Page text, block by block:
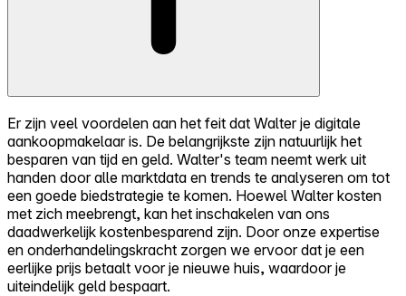
Er zijn veel voordelen aan het feit dat Walter je digitale
aankoopmakelaar is. De belangrijkste zijn natuurlijk het
besparen van tijd en geld. Walter's team neemt werk uit
handen door alle marktdata en trends te analyseren om tot
een goede biedstrategie te komen. Hoewel Walter kosten
met zich meebrengt, kan het inschakelen van ons
daadwerkelijk kostenbesparend zijn. Door onze expertise
en onderhandelingskracht zorgen we ervoor dat je een
eerlijke prijs betaalt voor je nieuwe huis, waardoor je
uiteindelijk geld bespaart.